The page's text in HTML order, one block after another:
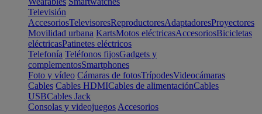
Televisión
AccesoriosTelevisoresReproductoresAdaptadoresProyectores
Movilidad urbana KartsMotos eléctricasAccesoriosBicicletas
eléctricasPatinetes eléctricos
Telefonía Teléfonos fijosGadgets y
complementosSmartphones
Foto y vídeo Cámaras de fotosTrípodesVideocámaras
Cables Cables HDMICables de alimentaciónCables
USBCables Jack
Consolas y videojuegos Accesorios